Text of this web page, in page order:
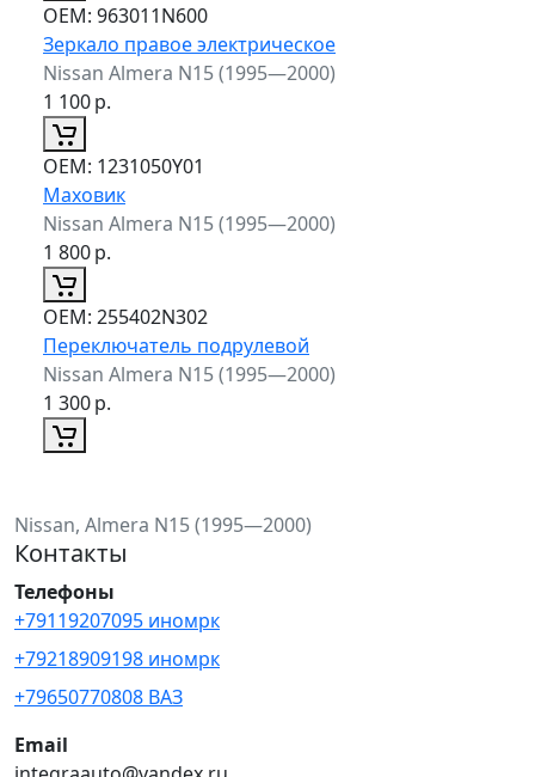
ОЕМ: 963011N600
Зеркало правое электрическое
Nissan Almera N15 (1995—2000)
1 100р.
ОЕМ: 1231050Y01
Маховик
Nissan Almera N15 (1995—2000)
1 800р.
ОЕМ: 255402N302
Переключатель подрулевой
Nissan Almera N15 (1995—2000)
1 300р.
Nissan, Almera N15 (1995—2000)
Контакты
Телефоны
+79119207095 иномрк
+79218909198 иномрк
+79650770808 ВАЗ
Email